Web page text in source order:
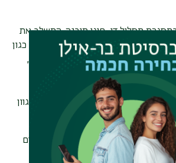
במסגרת מסלול דו-חוגי מובנה, המשלב את
חוג נוסף מתחומי מדעי היהדות והרוח, כגון
היסטוריה יהודית, לימודי לשון עברית,
קלאסיים ואמנות יהודית. השילוב
סוגיות פילוסופיות מנקודות מבט
רקע רחב ורלוונטי להשתלבות במגוון
פלורליסטית וייחודית, שבה לומדים
וחרדים, תוך דיון פתוח ומכבד